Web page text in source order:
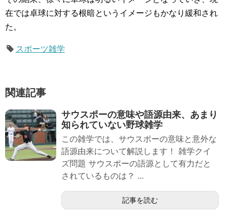
在では卓球に対する根暗というイメージもかなり緩和され
た。
スポーツ雑学
関連記事
サウスポーの意味や語源由来、あまり
知られていない野球雑学
この雑学では、サウスポーの意味と意外な
語源由来について解説します！ 雑学クイ
ズ問題 サウスポーの語源として有力だと
されているものは？ ...
記事を読む